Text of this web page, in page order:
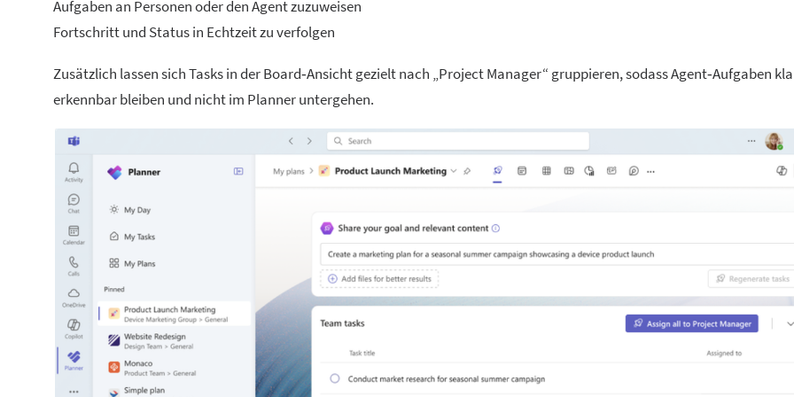
Aufgaben an Personen oder den Agent zuzuweisen
Fortschritt und Status in Echtzeit zu verfolgen
Zusätzlich lassen sich Tasks in der Board‑Ansicht gezielt nach „Project Manager“ gruppieren, sodass Agent‑Aufgaben
erkennbar bleiben und nicht im Planner untergehen.